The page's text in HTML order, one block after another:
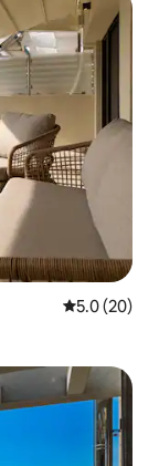
Calificación
5.0 (20)